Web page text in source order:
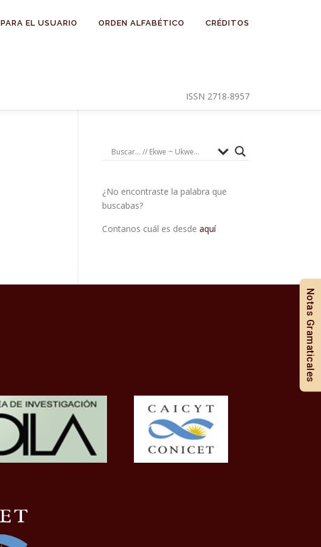
PARA EL USUARIO ORDEN ALFABÉTICO CRÉDITOS
ISSN 2718-8957
¿No encontraste la palabra que
buscabas?
Contanos cuál es desde aquí
Notas Gramaticales